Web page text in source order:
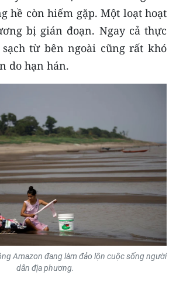
- Công nghệ
hề còn hiếm gặp. Một loạt hoạt
bị gián đoạn. Ngay cả thực
từ bên ngoài cũng rất khó
do hạn hán.
Amazon đang làm đảo lộn cuộc sống người
dân địa phương.